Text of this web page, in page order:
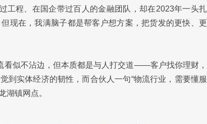
工程、在国企带过百人的金融团队，却在2023年一头扎
现在，我满脑子都是帮客户想方案，把货发的更快、更
看似不沾边，但本质都是与人打交道——客户找你理财，
到实体经济的韧性，而合伙人一句“物流行业，需要懂服
湖镇网点。